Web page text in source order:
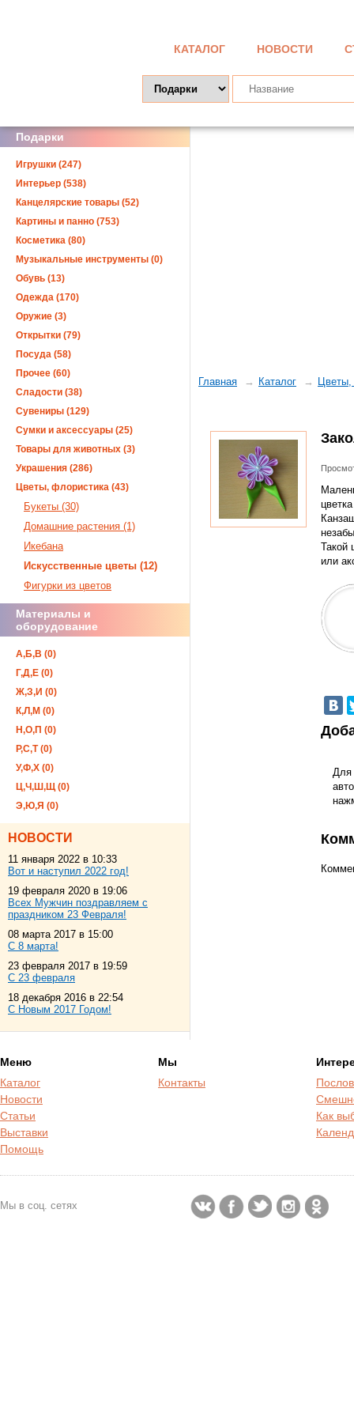
КАТАЛОГ НОВОСТИ
Главная Каталог Цветы,
Такой
или
Для
Подарки
Игрушки (247)
Интерьер (538)
Канцелярские товары (52)
Картины и панно (753)
Косметика (80)
Музыкальные инструменты (0)
Обувь (13)
Одежда (170)
Оружие (3)
Открытки (79)
Посуда (58)
Прочее (60)
Сладости (38)
Сувениры (129)
Сумки и аксессуары (25)
Товары для животных (3)
Украшения (286)
Цветы, флористика (43)
Букеты (30)
Домашние растения (1)
Икебана
Искусственные цветы (12)
Фигурки из цветов
Материалы и
оборудование
А,Б,В (0)
Г,Д,Е (0)
Ж,З,И (0)
К,Л,М (0)
Н,О,П (0)
Р,С,Т (0)
У,Ф,Х (0)
Ц,Ч,Ш,Щ (0)
Э,Ю,Я (0)
НОВОСТИ
11 января 2022 в 10:33
Вот и наступил 2022 год!
19 февраля 2020 в 19:06
Всех Мужчин поздравляем с
праздником 23 Февраля!
08 марта 2017 в 15:00
С 8 марта!
23 февраля 2017 в 19:59
С 23 февраля
18 декабря 2016 в 22:54
С Новым 2017 Годом!
Меню
Каталог
Новости
Статьи
Выставки
Помощь
Мы
Контакты
Как
Мы в соц. сетях